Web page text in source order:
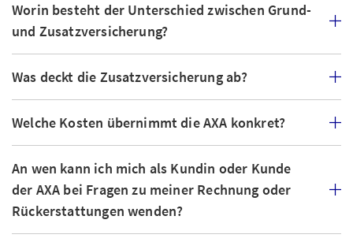
Worin besteht der Unterschied zwischen Grund-
und Zusatzversicherung?
Was deckt die Zusatzversicherung ab?
Welche Kosten übernimmt die AXA konkret?
An wen kann ich mich als Kundin oder Kunde
der AXA bei Fragen zu meiner Rechnung oder
Rückerstattungen wenden?